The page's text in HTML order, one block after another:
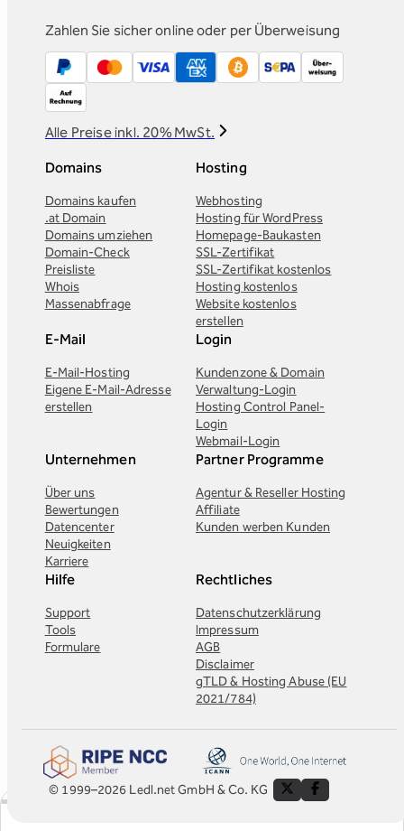
Zahlen Sie sicher online oder per Überweisung
Alle Preise inkl. 20% MwSt.
Domains
Domains kaufen
.at Domain
Domains umziehen
Domain-Check
Preisliste
Whois
Massenabfrage
Hosting
Webhosting
Hosting für WordPress
Homepage-Baukasten
SSL-Zertifikat
SSL-Zertifikat kostenlos
Hosting kostenlos
Website kostenlos
erstellen
E-Mail
E-Mail-Hosting
Eigene E-Mail-Adresse
erstellen
Login
Kundenzone & Domain
Verwaltung-Login
Hosting Control Panel-
Login
Webmail-Login
Unternehmen
Über uns
Bewertungen
Datencenter
Neuigkeiten
Karriere
Partner Programme
Agentur & Reseller Hosting
Affiliate
Kunden werben Kunden
Hilfe
Support
Tools
Formulare
Rechtliches
Datenschutzerklärung
Impressum
AGB
Disclaimer
gTLD & Hosting Abuse (EU
2021/784)
© 1999–2026 Ledl.net GmbH & Co. KG